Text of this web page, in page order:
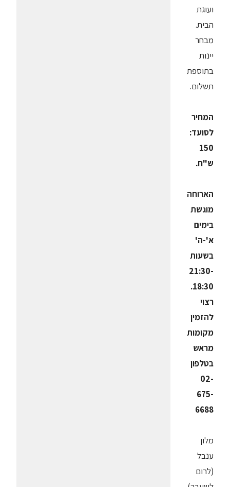
ועוגת
הבית.
מבחר
יינות
בתוספת
תשלום.
המחיר
לסועד:
150
ש"ח.
הארוחה
מוגשת
בימים
א'-ה'
בשעות
21:30-
18:30.
רצוי
להזמין
מקומות
מראש
בטלפון
02-
675-
6688
מלון
ענבל
(לרום